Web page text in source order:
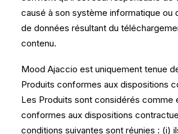
causé à son système informatique ou
de données résultant du
contenu.
Mood Ajaccio est uniquement tenue
Produits conformes aux dispositions
Les Produits sont considérés comme
conformes aux dispositions
conditions suivantes sont réunies : (i)